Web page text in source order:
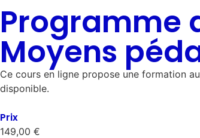
Programme
Moyens
Ce cours en ligne propose une formation
disponible.
Prix
149,00 €